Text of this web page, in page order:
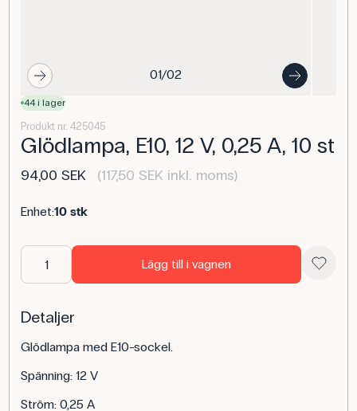
01/02
44 i lager
Produkt nr. 425045
Glödlampa, E10, 12 V, 0,25 A, 10 st
94,00 SEK (117,50 SEK inkl. moms)
Enhet:10 stk
Lägg till i vagnen
Detaljer
Glödlampa med E10-sockel.
Spänning: 12 V
Ström: 0,25 A